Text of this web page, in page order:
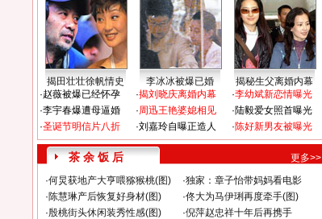
揭田壮壮徐帆情史 李冰冰被爆已婚
揭秘生父离婚内幕
·赵薇被爆已经怀孕
·李宇春爆遭母逼婚
·圣诞节明信片八折
·揭刘晓庆离婚内幕
·周迅王艳婆媳相见
·刘嘉玲自曝正造人
·李幼斌新恋情曝光
·陆毅爱女照首曝光
·陈好新男友被曝光
茶 余 饭 后
更多>>
·何炅获地产大亨喂猕猴桃(图) ·独家：章子怡带妈妈看电影
·陈慧琳产后恢复好身材(图) ·佟大为马伊琍再度牵手(图)
·殷桃街头休闲装秀性感(图) ·倪萍赵忠祥十年后再携手